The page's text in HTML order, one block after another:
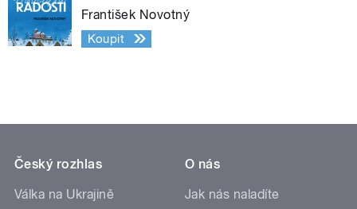
František Novotný
Koupit
Český rozhlas
Válka na Ukrajině
O nás
Jak nás naladíte